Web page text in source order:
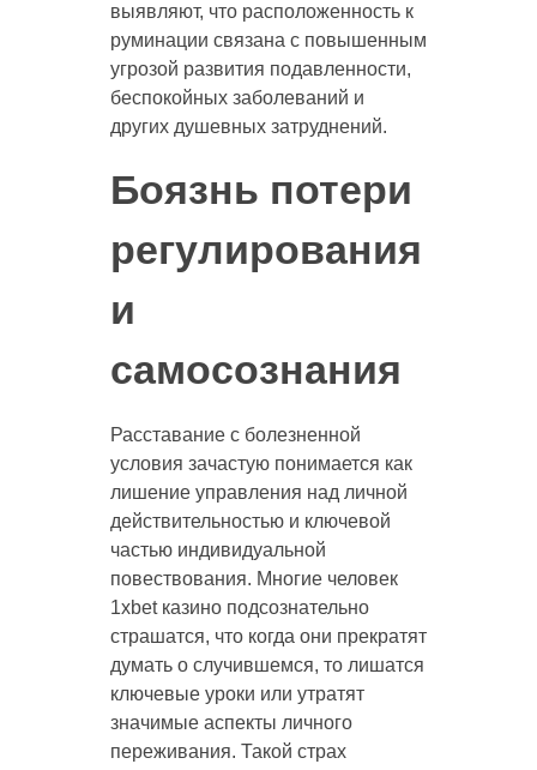
выявляют, что расположенность к
руминации связана с повышенным
угрозой развития подавленности,
беспокойных заболеваний и
других душевных затруднений.
Боязнь потери
регулирования
и
самосознания
Расставание с болезненной
условия зачастую понимается как
лишение управления над личной
действительностью и ключевой
частью индивидуальной
повествования. Многие человек
1xbet казино подсознательно
страшатся, что когда они прекратят
думать о случившемся, то лишатся
ключевые уроки или утратят
значимые аспекты личного
переживания. Такой страх